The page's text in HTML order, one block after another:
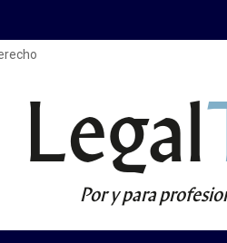
Legal
Por y para